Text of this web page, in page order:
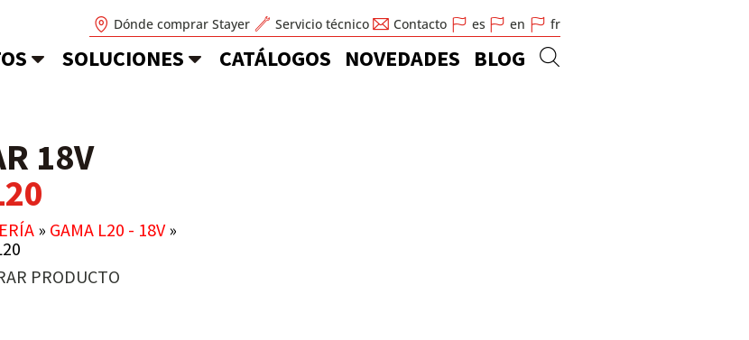
Dónde comprar Stayer Servicio técnico Contacto es en fr
SOLUCIONES CATÁLOGOS NOVEDADES BLOG
18V
» GAMA L20 - 18V»
PRODUCTO